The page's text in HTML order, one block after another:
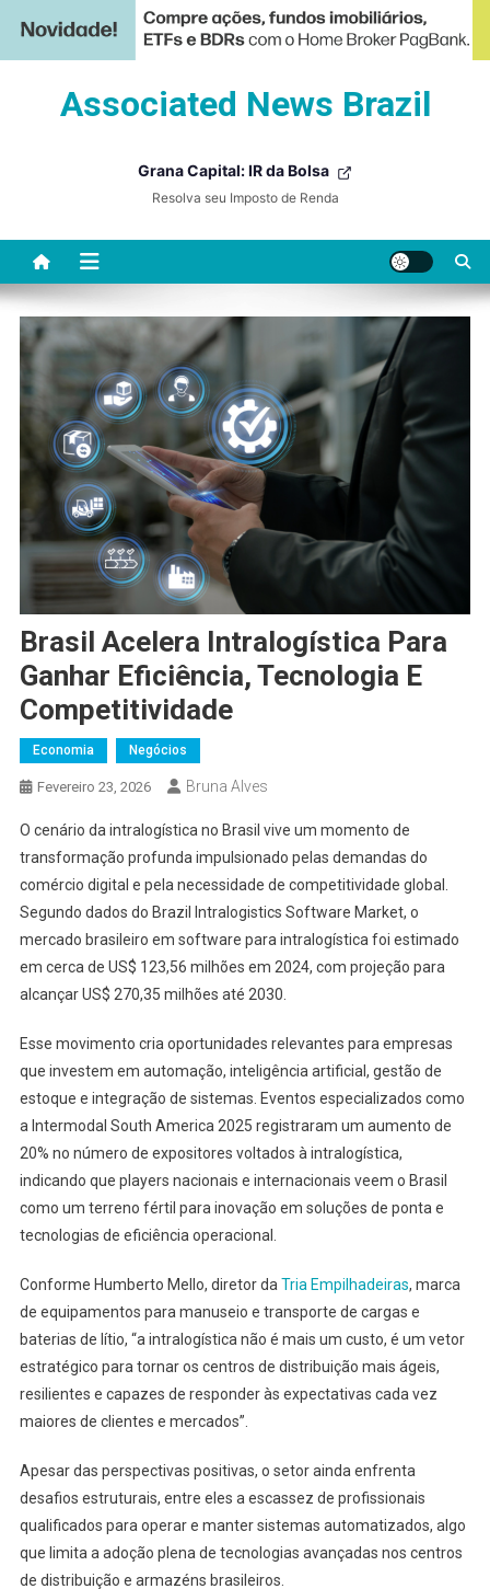
Associated News Brazil
Grana Capital: IR da Bolsa
Resolva seu Imposto de Renda
Brasil Acelera Intralogística Para
Ganhar Eficiência, Tecnologia E
Competitividade
Economia Negócios
Fevereiro 23, 2026 Bruna Alves
O cenário da intralogística no Brasil vive um momento de
transformação profunda impulsionado pelas demandas do
comércio digital e pela necessidade de competitividade global.
Segundo dados do Brazil Intralogistics Software Market, o
mercado brasileiro em software para intralogística foi estimado
em cerca de US$ 123,56 milhões em 2024, com projeção para
alcançar US$ 270,35 milhões até 2030.
Esse movimento cria oportunidades relevantes para empresas
que investem em automação, inteligência artificial, gestão de
estoque e integração de sistemas. Eventos especializados como
a Intermodal South America 2025 registraram um aumento de
20% no número de expositores voltados à intralogística,
indicando que players nacionais e internacionais veem o Brasil
como um terreno fértil para inovação em soluções de ponta e
tecnologias de eficiência operacional.
Conforme Humberto Mello, diretor da Tria Empilhadeiras, marca
de equipamentos para manuseio e transporte de cargas e
baterias de lítio, “a intralogística não é mais um custo, é um vetor
estratégico para tornar os centros de distribuição mais ágeis,
resilientes e capazes de responder às expectativas cada vez
maiores de clientes e mercados”.
Apesar das perspectivas positivas, o setor ainda enfrenta
desafios estruturais, entre eles a escassez de profissionais
qualificados para operar e manter sistemas automatizados, algo
que limita a adoção plena de tecnologias avançadas nos centros
de distribuição e armazéns brasileiros.